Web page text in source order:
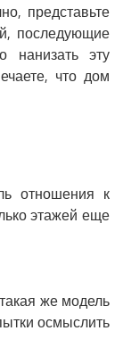
представьте
последующие
нанизать эту
что дом
отношения к
этажей еще
же модель
осмыслить